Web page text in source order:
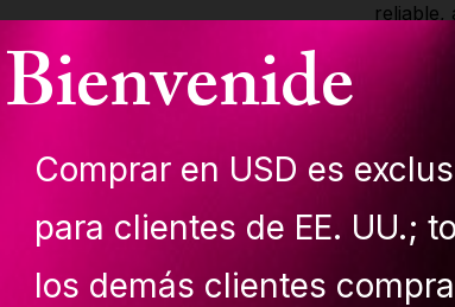
Bienvenide
Comprar en USD es
para clientes de EE. UU.;
los demás clientes
reliable,
it a
about